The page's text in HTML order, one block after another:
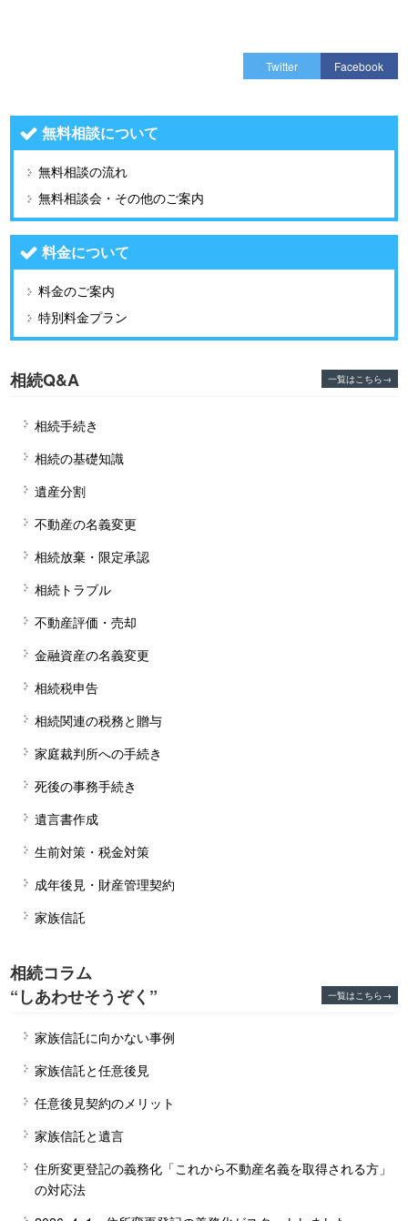
Twitter Facebook
無料相談について
無料相談の流れ
無料相談会・その他のご案内
料金について
料金のご案内
特別料金プラン
相続Q&A 一覧はこちら→
相続手続き
相続の基礎知識
遺産分割
不動産の名義変更
相続放棄・限定承認
相続トラブル
不動産評価・売却
金融資産の名義変更
相続税申告
相続関連の税務と贈与
家庭裁判所への手続き
死後の事務手続き
遺言書作成
生前対策・税金対策
成年後見・財産管理契約
家族信託
相続コラム
“しあわせそうぞく”
一覧はこちら→
家族信託に向かない事例
家族信託と任意後見
任意後見契約のメリット
家族信託と遺言
住所変更登記の義務化「これから不動産名義を取得される方」
の対応法